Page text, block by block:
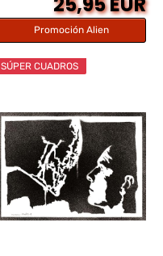
Promoción Alien
SÚPER CUADROS